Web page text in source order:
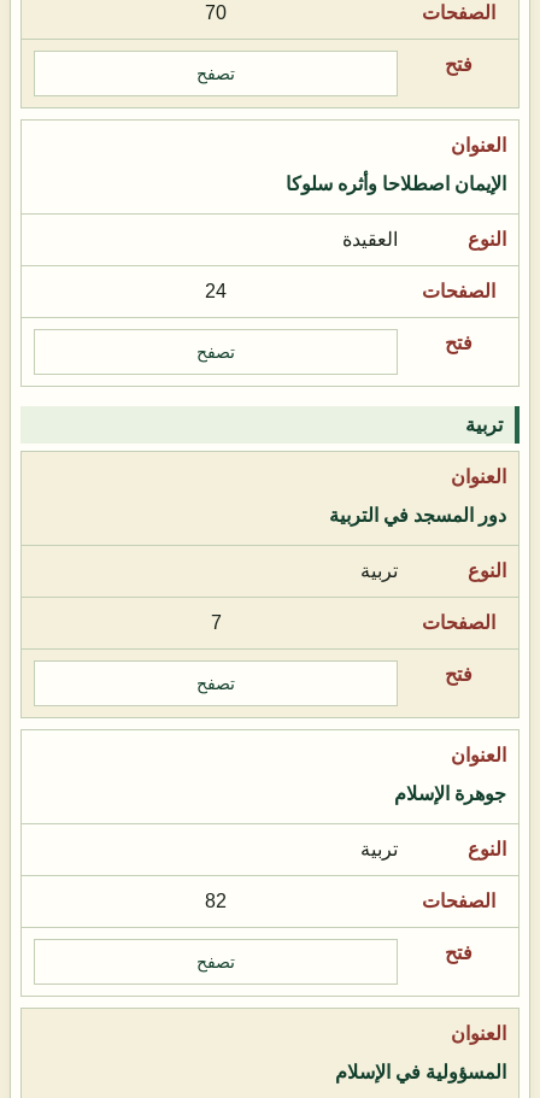
70
تصفح
الإيمان اصطلاحا وأثره سلوكا
العقيدة
24
تصفح
تربية
دور المسجد في التربية
تربية
7
تصفح
جوهرة الإسلام
تربية
82
تصفح
المسؤولية في الإسلام